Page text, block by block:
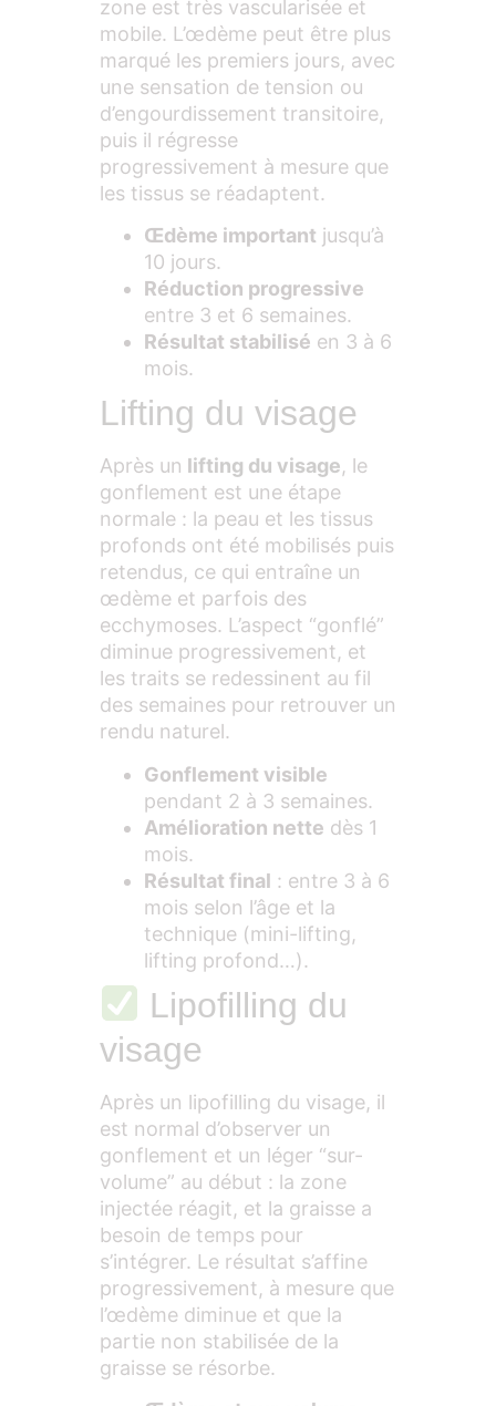
zone est très vascularisée et
mobile. L’œdème peut être plus
marqué les premiers jours, avec
une sensation de tension ou
d’engourdissement transitoire,
puis il régresse
progressivement à mesure que
les tissus se réadaptent.
Œdème important jusqu’à
10 jours.
Réduction progressive
entre 3 et 6 semaines.
Résultat stabilisé en 3 à 6
mois.
Lifting du visage
Après un lifting du visage, le
gonflement est une étape
normale : la peau et les tissus
profonds ont été mobilisés puis
retendus, ce qui entraîne un
œdème et parfois des
ecchymoses. L’aspect “gonflé”
diminue progressivement, et
les traits se redessinent au fil
des semaines pour retrouver un
rendu naturel.
Gonflement visible
pendant 2 à 3 semaines.
Amélioration nette dès 1
mois.
Résultat final : entre 3 à 6
mois selon l’âge et la
technique (mini-lifting,
lifting profond…).
Lipofilling du
visage
Après un lipofilling du visage, il
est normal d’observer un
gonflement et un léger “sur-
volume” au début : la zone
injectée réagit, et la graisse a
besoin de temps pour
s’intégrer. Le résultat s’affine
progressivement, à mesure que
l’œdème diminue et que la
partie non stabilisée de la
graisse se résorbe.